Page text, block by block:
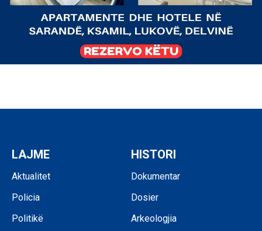
LAJME
Aktualitet
Policia
Politikë
HISTORI
Dokumentar
Dosier
Arkeologjia